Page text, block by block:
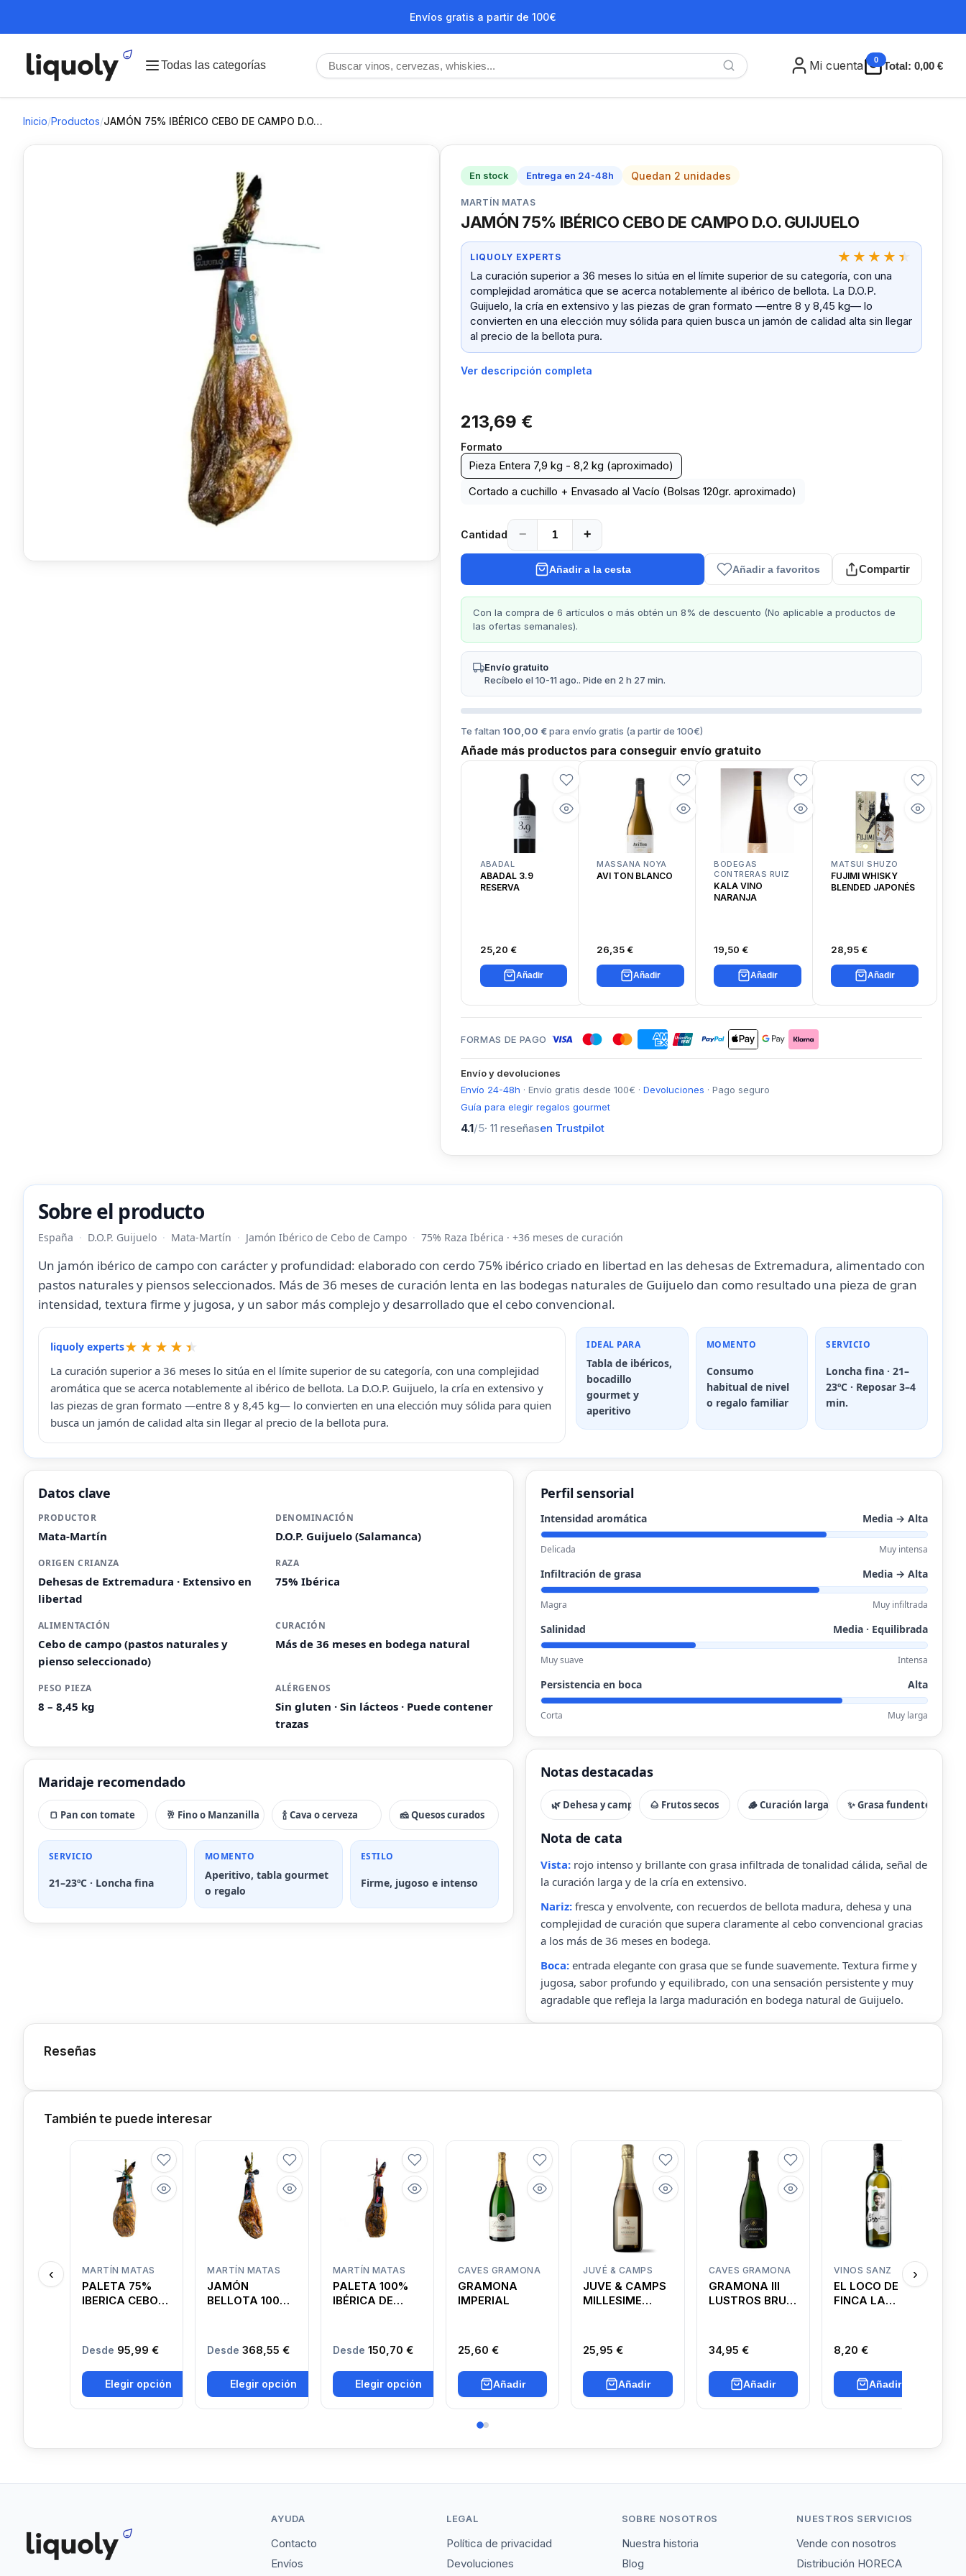
Envíos gratis a partir de 100€
Todas las categorías Mi cuenta 0 Total: 0,00 €
Inicio/Productos/JAMÓN 75% IBÉRICO CEBO DE CAMPO D.O…
En stock Entrega en 24-48h Quedan 2 unidades
MARTÍN MATAS
JAMÓN 75% IBÉRICO CEBO DE CAMPO D.O. GUIJUELO
LIQUOLY EXPERTS
La curación superior a 36 meses lo sitúa en el límite superior de su categoría, con una
complejidad aromática que se acerca notablemente al ibérico de bellota. La D.O.P.
Guijuelo, la cría en extensivo y las piezas de gran formato —entre 8 y 8,45 kg— lo
convierten en una elección muy sólida para quien busca un jamón de calidad alta sin llegar
al precio de la bellota pura.
Ver descripción completa
213,69 €
Formato
Pieza Entera 7,9 kg - 8,2 kg (aproximado)
Cortado a cuchillo + Envasado al Vacío (Bolsas 120gr. aproximado)
Cantidad − +
Añadir a la cesta Añadir a favoritos Compartir
Con la compra de 6 artículos o más obtén un 8% de descuento (No aplicable a productos de
las ofertas semanales).
Envío gratuito
Recíbelo el 10-11 ago.. Pide en 2 h 27 min.
Te faltan 100,00 €para envío gratis (a partir de 100€)
Añade más productos para conseguir envío gratuito
ABADAL
ABADAL 3.9
RESERVA
25,20 €
Añadir
MASSANA NOYA
AVI TON BLANCO
26,35 €
Añadir
BODEGAS
CONTRERAS RUIZ
KALA VINO
NARANJA
19,50 €
Añadir
MATSUI SHUZO
FUJIMI WHISKY
BLENDED JAPONÉS
28,95 €
Añadir
FORMAS DE PAGO
Envío y devoluciones
Envío 24-48h · Envío gratis desde 100€ · Devoluciones · Pago seguro
Guía para elegir regalos gourmet
4.1/5· 11 reseñasen Trustpilot
Sobre el producto
España D.O.P. Guijuelo Mata-Martín Jamón Ibérico de Cebo de Campo 75% Raza Ibérica · +36 meses de curación
Un jamón ibérico de campo con carácter y profundidad: elaborado con cerdo 75% ibérico criado en libertad en las dehesas de Extremadura, alimentado con
pastos naturales y piensos seleccionados. Más de 36 meses de curación lenta en las bodegas naturales de Guijuelo dan como resultado una pieza de gran
intensidad, textura firme y jugosa, y un sabor más complejo y desarrollado que el cebo convencional.
liquoly experts
La curación superior a 36 meses lo sitúa en el límite superior de su categoría, con una complejidad
aromática que se acerca notablemente al ibérico de bellota. La D.O.P. Guijuelo, la cría en extensivo y
las piezas de gran formato —entre 8 y 8,45 kg— lo convierten en una elección muy sólida para quien
busca un jamón de calidad alta sin llegar al precio de la bellota pura.
IDEAL PARA
Tabla de ibéricos,
bocadillo
gourmet y
aperitivo
MOMENTO
Consumo
habitual de nivel
o regalo familiar
SERVICIO
Loncha fina · 21–
23ºC · Reposar 3–4
min.
Datos clave
PRODUCTOR
Mata-Martín
DENOMINACIÓN
D.O.P. Guijuelo (Salamanca)
ORIGEN CRIANZA
Dehesas de Extremadura · Extensivo en
libertad
RAZA
75% Ibérica
ALIMENTACIÓN
Cebo de campo (pastos naturales y
pienso seleccionado)
CURACIÓN
Más de 36 meses en bodega natural
PESO PIEZA
8 – 8,45 kg
ALÉRGENOS
Sin gluten · Sin lácteos · Puede contener
trazas
Maridaje recomendado
🍞 Pan con tomate 🥂 Fino o Manzanilla 🍾 Cava o cerveza 🧀 Quesos curados
SERVICIO
21–23ºC · Loncha fina
MOMENTO
Aperitivo, tabla gourmet
o regalo
ESTILO
Firme, jugoso e intenso
Perfil sensorial
Intensidad aromática Media → Alta
Delicada Muy intensa
Infiltración de grasa Media → Alta
Magra Muy infiltrada
Salinidad Media · Equilibrada
Muy suave Intensa
Persistencia en boca Alta
Corta Muy larga
Notas destacadas
🌿 Dehesa y campo 🌰 Frutos secos 🪵 Curación larga ✨ Grasa fundente
Nota de cata
Vista:rojo intenso y brillante con grasa infiltrada de tonalidad cálida, señal de
la curación larga y de la cría en extensivo.
Nariz:fresca y envolvente, con recuerdos de bellota madura, dehesa y una
complejidad de curación que supera claramente al cebo convencional gracias
a los más de 36 meses en bodega.
Boca:entrada elegante con grasa que se funde suavemente. Textura firme y
jugosa, sabor profundo y equilibrado, con una sensación persistente y muy
agradable que refleja la larga maduración en bodega natural de Guijuelo.
Reseñas
También te puede interesar
‹ MARTÍN MATAS
PALETA 75%
IBERICA CEBO
Desde 95,99 €
Elegir opción
MARTÍN MATAS
JAMÓN
BELLOTA 100%
Desde368,55 €
Elegir opción
MARTÍN MATAS
PALETA 100%
IBÉRICA DE
Desde 150,70 €
Elegir opción
CAVES GRAMONA
GRAMONA
IMPERIAL
25,60 €
Añadir
JUVÉ & CAMPS
JUVE & CAMPS
MILLESIME
25,95 €
Añadir
CAVES GRAMONA
GRAMONA III
LUSTROS BRUT
34,95 €
Añadir
VINOS SANZ
EL LOCO DE
FINCA LA
8,20 €
Añadir
›
AYUDA
Contacto
Envíos
LEGAL
Política de privacidad
Devoluciones
SOBRE NOSOTROS
Nuestra historia
Blog
NUESTROS SERVICIOS
Vende con nosotros
Distribución HORECA